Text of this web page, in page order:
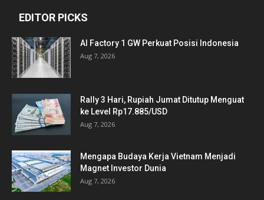
EDITOR PICKS
AI Factory 1 GW Perkuat Posisi Indonesia
Aug 7, 2026
Rally 3 Hari, Rupiah Jumat Ditutup Menguat
ke Level Rp17.885/USD
Aug 7, 2026
Mengapa Budaya Kerja Vietnam Menjadi
Magnet Investor Dunia
Aug 7, 2026